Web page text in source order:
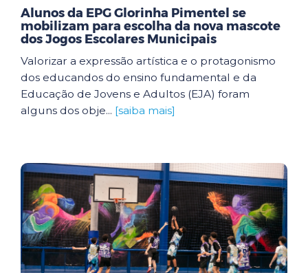
Alunos da EPG Glorinha Pimentel se
mobilizam para escolha da nova mascote
dos Jogos Escolares Municipais
Valorizar a expressão artística e o protagonismo
dos educandos do ensino fundamental e da
Educação de Jovens e Adultos (EJA) foram
alguns dos obje... [saiba mais]